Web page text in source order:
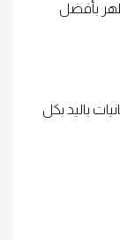
بأفضل
باليد بكل